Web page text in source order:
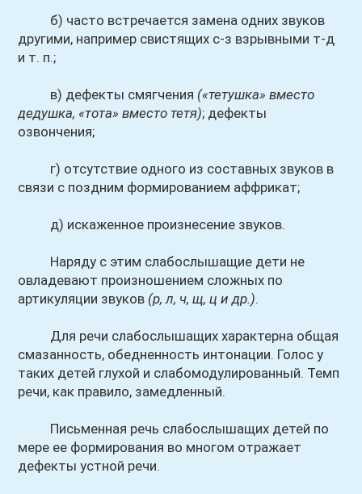
б) часто встречается замена одних звуков
другими, например свистящих с-з взрывными т-д
и т. п.;
в) дефекты смягчения («тетушка» вместо
дедушка, «тота» вместо тетя); дефекты
озвончения;
г) отсутствие одного из составных звуков в
связи с поздним формированием аффрикат;
д) искаженное произнесение звуков.
Наряду с этим слабослышащие дети не
овладевают произношением сложных по
артикуляции звуков (р, л, ч, щ, ц и др.).
Для речи слабослышащих характерна общая
смазанность, обедненность интонации. Голос у
таких детей глухой и слабомодулированный. Темп
речи, как правило, замедленный.
Письменная речь слабослышащих детей по
мере ее формирования во многом отражает
дефекты устной речи.